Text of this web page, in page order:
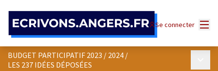
Se connecter
BUDGET PARTICIPATIF 2023 / 2024 /
LES 237 IDÉES DÉPOSÉES